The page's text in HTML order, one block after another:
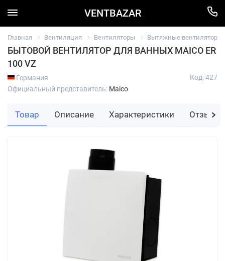
VENTBAZAR
Главная Вентиляция Вентиляторы Вытяжные вентиляторы
БЫТОВОЙ ВЕНТИЛЯТОР ДЛЯ ВАННЫХ MAICO ER
100 VZ
Германия
Официальный представитель: Maico
Код: 427
Товар Описание Характеристики Отзывы